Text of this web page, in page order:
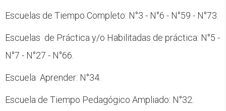
Escuelas de Tiempo Completo: N°3 - N°6 - N°59 - N°73.
Escuelas de Práctica y/o Habilitadas de práctica: N°5 -
N°7 - N°27 - N°66.
Escuela Aprender: N°34.
Escuela de Tiempo Pedagógico Ampliado: N°32.